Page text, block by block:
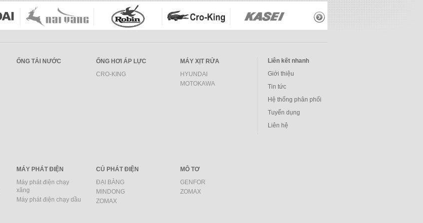
ỐNG TẢI NƯỚC
ỐNG HƠI ÁP LỰC
CRO-KING
MÁY XỊT RỬA
HYUNDAI
MOTOKAWA
MÁY PHÁT ĐIỆN
Máy phát điện chạy
xăng
Máy phát điện chạy dầu
CỦ PHÁT ĐIỆN
ĐẠI BÀNG
MINDONG
ZOMAX
MÔ TƠ
GENFOR
ZOMAX
Liên kết nhanh
Giới thiệu
Tin tức
Hệ thống phân phối
Tuyển dụng
Liên hệ